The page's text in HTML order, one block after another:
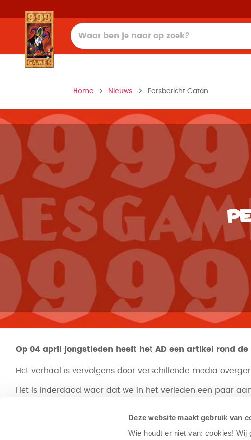
Deze website maakt gebruik van
Wie houdt er niet van: cookies! Wij
Home Nieuws Persbericht Catan
Op 04 april jongstleden heeft het AD een artikel rond
Het verhaal is vervolgens door verschillende media
Het is inderdaad waar dat we in het verleden een paar
genoemde artikel in het AD totaal niet relevant.
Catan is als één van de best verkochte bordspellen van